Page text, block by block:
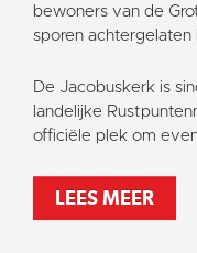
Omgeving
Activiteiten
Steun ons
Contact
bewoners van de
sporen achtergelaten
De Jacobuskerk is
landelijke
officiële plek om
LEES MEER